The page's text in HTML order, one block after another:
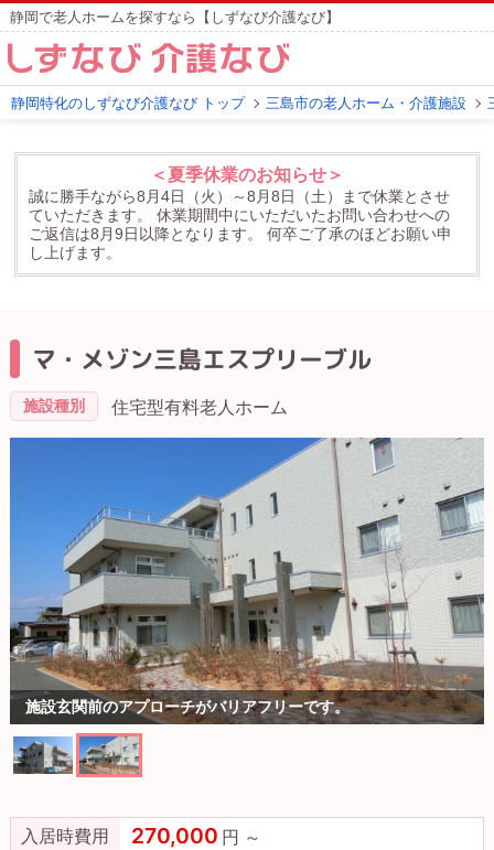
静岡で老人ホームを探すなら【しずなび介護なび】
静岡特化のしずなび介護なび トップ 三島市の老人ホーム・介護施設
＜夏季休業のお知らせ＞
誠に勝手ながら8月4日（火）～8月8日（土）まで休業とさせ
ていただきます。
休業期間中にいただいたお問い合わせへの
ご返信は8月9日以降となります。
何卒ご了承のほどお願い申
し上げます。
マ・メゾン三島エスプリーブル
施設種別 住宅型有料老人ホーム
施設玄関前のアプローチがバリアフリーです。
入居時費用 270,000 円 ～